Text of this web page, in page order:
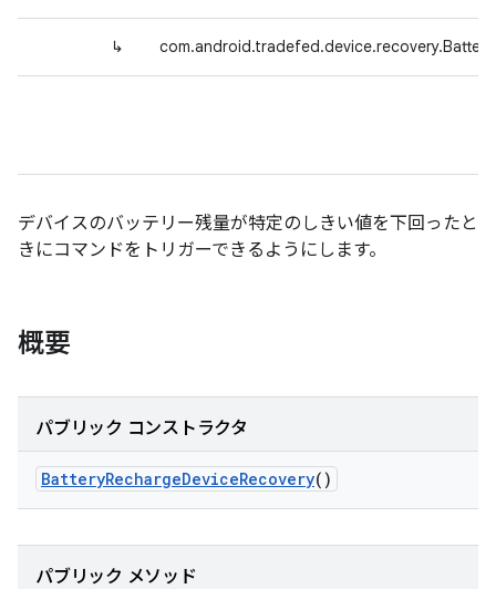
↳
デバイスのバッテリー残量が特定のしきい値を下回ったと
きにコマンドをトリガーできるようにします。
概要
パブリック コンストラクタ
BatteryRechargeDeviceRecovery()
パブリック メソッド